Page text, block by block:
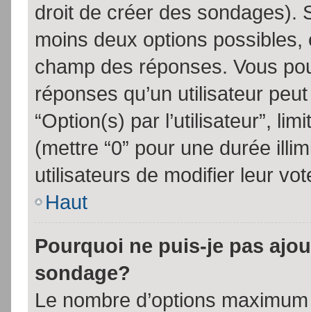
droit de créer des sondages).
moins deux options
champ des réponses. Vous
réponses qu’un utilisateur
“Option(s) par l’utilisateur”,
(mettre “0” pour une durée
utilisateurs de modifier leur
Haut
Pourquoi ne puis-je pas
sondage?
Le nombre d’options